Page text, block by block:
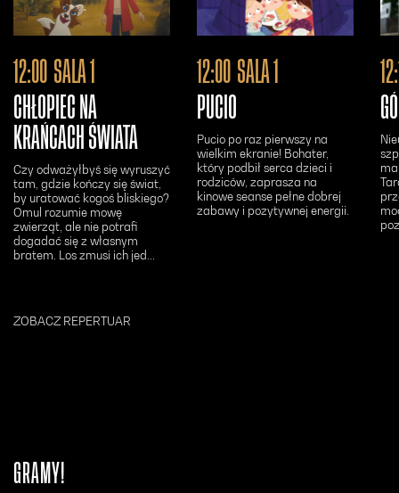
12:00 SALA 1 Otwiera się w nowym oknie - Bilety24
CHŁOPIEC NA
KRAŃCACH ŚWIATA
Czy odważyłbyś się wyruszyć
tam, gdzie kończy się świat,
by uratować kogoś bliskiego?
Omul rozumie mowę
zwierząt, ale nie potrafi
dogadać się z własnym
bratem. Los zmusi ich jed...
12:00 SALA 1 Otwiera się w
PUCIO
Pucio po raz pierwszy na
wielkim ekranie! Bohater,
który podbił serca dzieci i
rodziców, zaprasza na
kinowe seanse pełne dobrej
zabawy i pozytywnej energii.
ZOBACZ REPERTUAR
GRAMY!